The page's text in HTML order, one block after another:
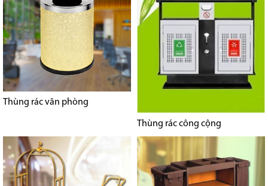
Thùng rác văn phòng
Thùng rác công cộng